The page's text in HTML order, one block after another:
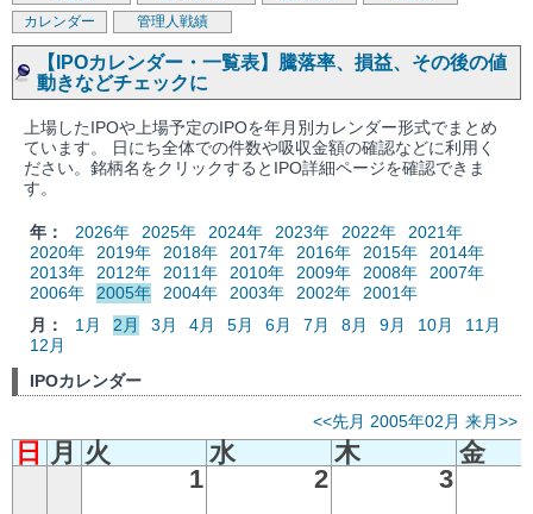
カレンダー
管理人戦績
【IPOカレンダー・一覧表】騰落率、損益、その後の値
動きなどチェックに
上場したIPOや上場予定のIPOを年月別カレンダー形式でまとめ
ています。 日にち全体での件数や吸収金額の確認などに利用く
ださい。銘柄名をクリックするとIPO詳細ページを確認できま
す。
年： 2026年 2025年 2024年 2023年 2022年
2021年
2020年
2019年 2018年 2017年 2016年 2015年
2014年
2013年
2012年 2011年 2010年 2009年 2008年
2007年
2006年
2005年 2004年 2003年 2002年
2001年
月：
1月 2月 3月 4月 5月 6月 7月 8月 9月 10月
11月
12月
IPOカレンダー
<<先月 2005年02月 来月>>
日 月 火 水 木
金
1
2
3